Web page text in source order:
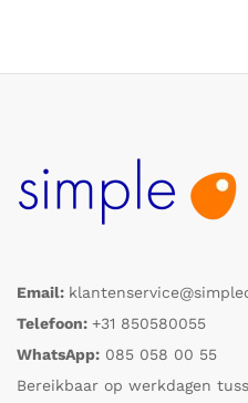
Email:
Telefoon: +31 850580055
WhatsApp: 085 058 00 55
Bereikbaar op werkdagen